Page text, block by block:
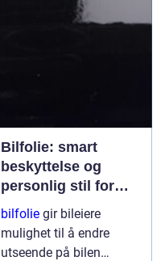
Bilfolie: smart
beskyttelse og
personlig stil for
bilen
bilfolie gir bileiere
mulighet til å endre
utseende på bilen